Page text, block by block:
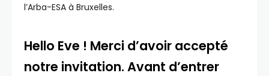
l’Arba-ESA à Bruxelles.
Hello Eve ! Merci d’avoir accepté
notre invitation. Avant d’entrer